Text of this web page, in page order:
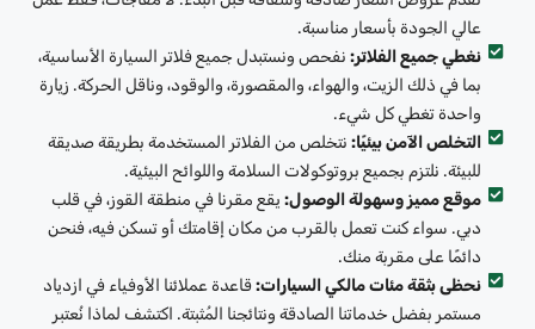
عالي الجودة بأسعار مناسبة.
نغطي جميع الفلاتر:نفحص ونستبدل جميع فلاتر السيارة الأساسية،
بما في ذلك الزيت، والهواء، والمقصورة، والوقود، وناقل الحركة. زيارة
واحدة تغطي كل شيء.
التخلص الآمن بيئيًا:نتخلص من الفلاتر المستخدمة بطريقة صديقة
للبيئة. نلتزم بجميع بروتوكولات السلامة واللوائح البيئية.
موقع مميز وسهولة الوصول:يقع مقرنا في منطقة القوز، في قلب
دبي. سواء كنت تعمل بالقرب من مكان إقامتك أو تسكن فيه، فنحن
دائمًا على مقربة منك.
نحظى بثقة مئات مالكي السيارات:قاعدة عملائنا الأوفياء في ازدياد
مستمر بفضل خدماتنا الصادقة ونتائجنا المُثبتة. اكتشف لماذا نُعتبر